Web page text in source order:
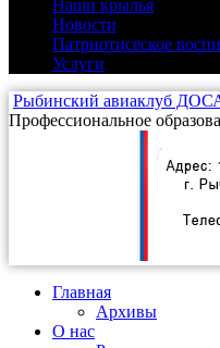
Наши крылья
Новости
Патриотисеское
Услуги
Рыбинский авиаклуб
Профессиональное
Главная
Архивы
О нас